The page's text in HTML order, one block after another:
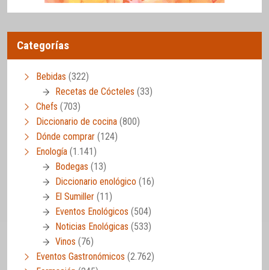
Categorías
Bebidas (322)
Recetas de Cócteles (33)
Chefs (703)
Diccionario de cocina (800)
Dónde comprar (124)
Enología (1.141)
Bodegas (13)
Diccionario enológico (16)
El Sumiller (11)
Eventos Enológicos (504)
Noticias Enológicas (533)
Vinos (76)
Eventos Gastronómicos (2.762)